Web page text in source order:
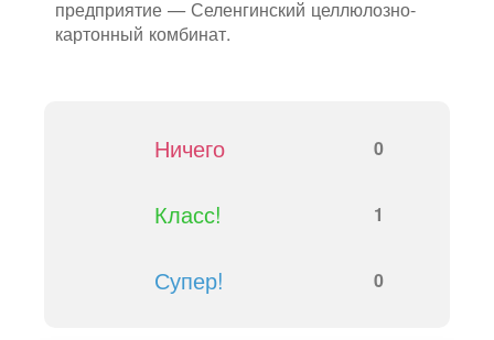
предприятие — Селенгинский целлюлозно-
картонный комбинат.
Ничего 0
Класс! 1
Супер! 0